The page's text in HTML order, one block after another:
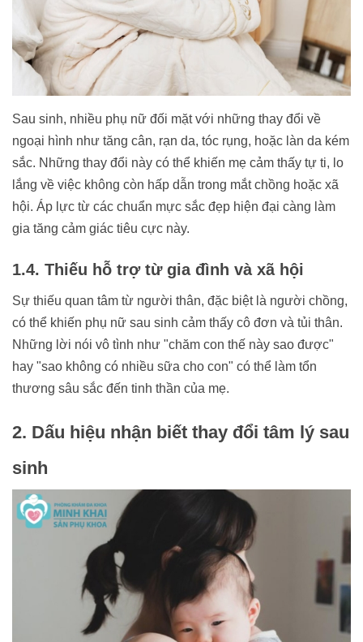
Sau sinh, nhiều phụ nữ đối mặt với những thay đổi về
ngoại hình như tăng cân, rạn da, tóc rụng, hoặc làn da kém
sắc. Những thay đổi này có thể khiến mẹ cảm thấy tự ti, lo
lắng về việc không còn hấp dẫn trong mắt chồng hoặc xã
hội. Áp lực từ các chuẩn mực sắc đẹp hiện đại càng làm
gia tăng cảm giác tiêu cực này.
1.4. Thiếu hỗ trợ từ gia đình và xã hội
Sự thiếu quan tâm từ người thân, đặc biệt là người chồng,
có thể khiến phụ nữ sau sinh cảm thấy cô đơn và tủi thân.
Những lời nói vô tình như "chăm con thế này sao được"
hay "sao không có nhiều sữa cho con" có thể làm tổn
thương sâu sắc đến tinh thần của mẹ.
2. Dấu hiệu nhận biết thay đổi tâm lý sau
sinh